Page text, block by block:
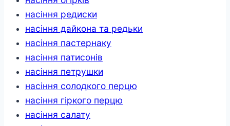
насіння редиски
насіння дайкона та редьки
насіння пастернаку
насіння патисонів
насіння петрушки
насіння солодкого перцю
насіння гіркого перцю
насіння салату